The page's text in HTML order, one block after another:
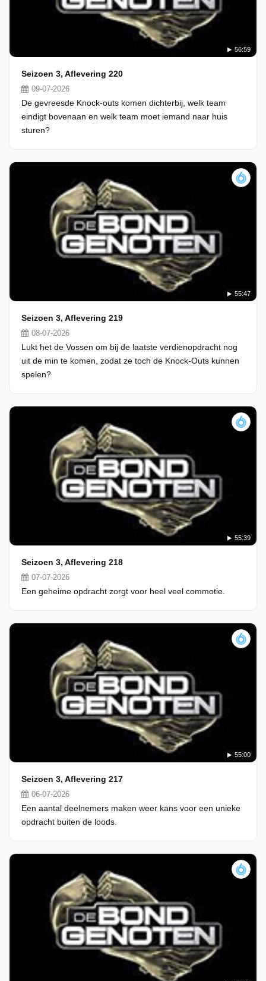
56:59
Seizoen 3, Aflevering 220
09-07-2026
De gevreesde Knock-outs komen dichterbij, welk team
eindigt bovenaan en welk team moet iemand naar huis
sturen?
55:47
Seizoen 3, Aflevering 219
08-07-2026
Lukt het de Vossen om bij de laatste verdienopdracht nog
uit de min te komen, zodat ze toch de Knock-Outs kunnen
spelen?
55:39
Seizoen 3, Aflevering 218
07-07-2026
Een geheime opdracht zorgt voor heel veel commotie.
55:00
Seizoen 3, Aflevering 217
06-07-2026
Een aantal deelnemers maken weer kans voor een unieke
opdracht buiten de loods.